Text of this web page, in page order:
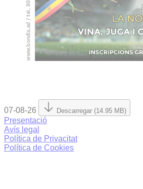
07-08-26 Descarregar (14.95 MB)
Presentació
Avís legal
Política de Privacitat
Política de Cookies